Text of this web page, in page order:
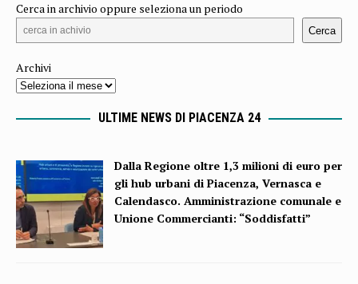
Cerca in archivio oppure seleziona un periodo
Cerca
Archivi
ULTIME NEWS DI PIACENZA 24
Dalla Regione oltre 1,3 milioni di euro per
gli hub urbani di Piacenza, Vernasca e
Calendasco. Amministrazione comunale e
Unione Commercianti: “Soddisfatti”